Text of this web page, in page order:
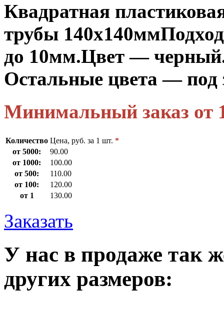
Квадратная
трубы 140х140мм
до 10мм.Цвет —
Остальные цвета — под
Минимальный заказ от
Количество Цена, руб. за 1 шт. *
от 5000:
90.00
от 1000:
100.00
от 500:
110.00
от 100:
120.00
от 1
130.00
Заказать
У нас в продаже так
других размеров: